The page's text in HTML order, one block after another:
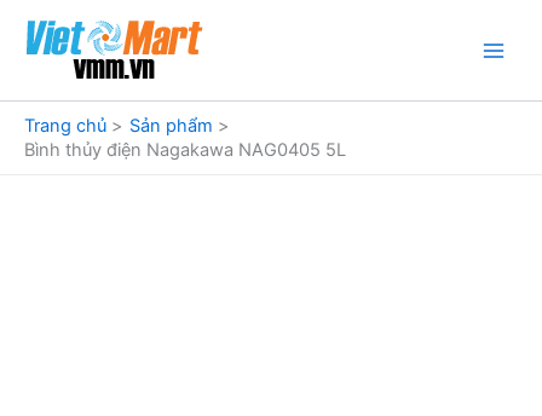
dung
Trang chủ
Sản phẩm
Bình thủy điện Nagakawa NAG0405 5L